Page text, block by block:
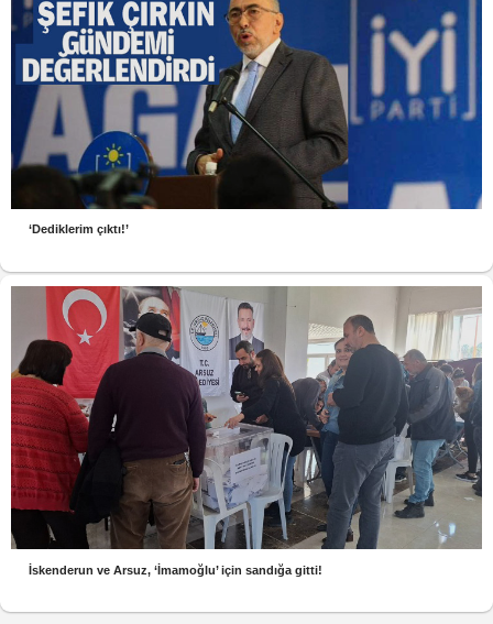
‘Dediklerim çıktı!’
İskenderun ve Arsuz, ‘İmamoğlu’ için sandığa gitti!